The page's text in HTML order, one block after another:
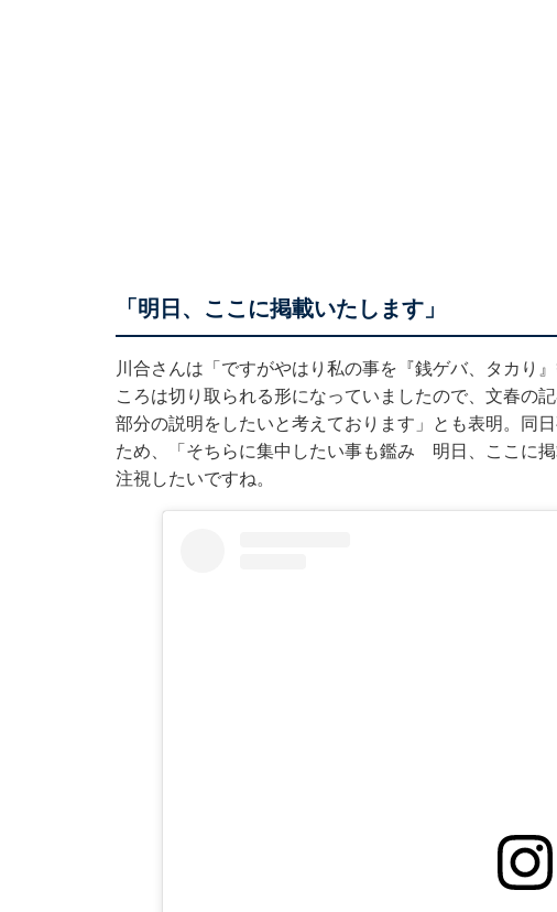
「明日、ここに掲載いたします」
川合さんは「ですがやはり私の事を『銭ゲバ、タカり
ころは切り取られる形になっていましたので、文春の
部分の説明をしたいと考えております」とも表明。同
ため、「そちらに集中したい事も鑑み 明日、ここに
注視したいですね。